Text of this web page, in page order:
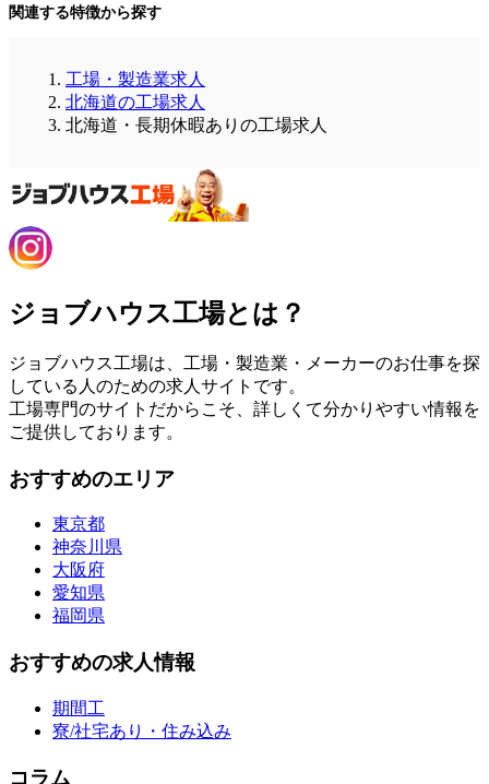
関連する特徴から探す
工場・製造業求人
北海道の工場求人
北海道・長期休暇ありの工場求人
ジョブハウス工場とは？
ジョブハウス工場は、工場・製造業・メーカーのお仕事を探
している人のための求人サイトです。
工場専門のサイトだからこそ、詳しくて分かりやすい情報を
ご提供しております。
おすすめのエリア
東京都
神奈川県
大阪府
愛知県
福岡県
おすすめの求人情報
期間工
寮/社宅あり・住み込み
コラム